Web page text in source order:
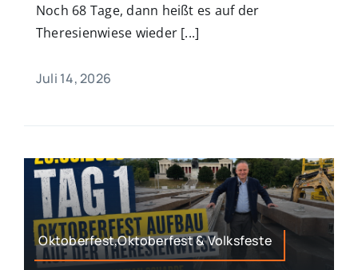
Noch 68 Tage, dann heißt es auf der
Theresienwiese wieder [...]
Juli 14, 2026
Oktoberfest,Oktoberfest & Volksfeste